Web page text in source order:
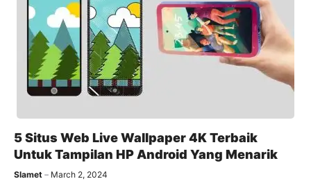
5 Situs Web Live Wallpaper 4K Terbaik
Untuk Tampilan HP Android Yang Menarik
Slamet March 2, 2024